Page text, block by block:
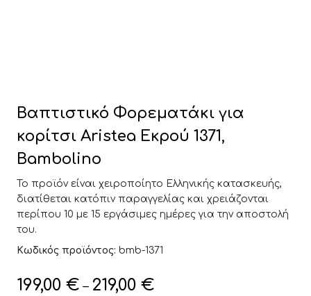
Βαπτιστικό Φορεματάκι για
κορίτσι Aristea Εκρού 1371,
Bambolino
Το προϊόν είναι χειροποίητο Ελληνικής κατασκευής,
διατίθεται κατόπιν παραγγελίας και χρειάζονται
περίπου 10 με 15 εργάσιμες ημέρες για την αποστολή
του.
Κωδικός προϊόντος: bmb-1371
199,00 € – 219,00 €